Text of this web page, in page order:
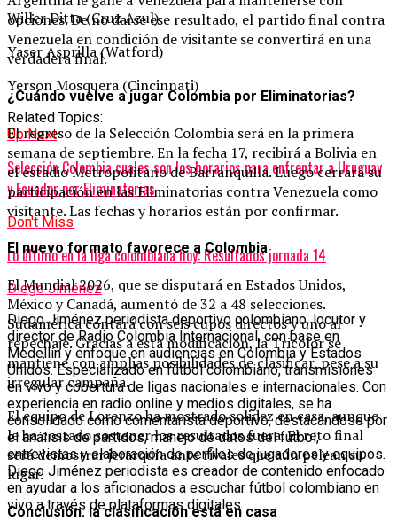
Willer Ditta (Cruz Azul)
Yaser Asprilla (Watford)
Yerson Mosquera (Cincinnati)
Related Topics:
Up Next
Selección Colombia cuales son los horarios para enfrentar a Uruguay
y Ecuador por Eliminatorias
Don't Miss
Lo último en la liga colombiana hoy: Resultados jornada 14
Diego Jiménez
Diego Jiménez periodista deportivo colombiano, locutor y
director de Radio Colombia Internacional, con base en
Medellín y enfoque en audiencias en Colombia y Estados
Unidos. Especializado en fútbol colombiano, transmisiones
en vivo y cobertura de ligas nacionales e internacionales. Con
experiencia en radio online y medios digitales, se ha
consolidado como comentarista deportivo, destacándose por
el análisis de partidos, manejo de datos del fútbol,
entrevistas y elaboración de perfiles de jugadores y equipos.
Diego Jiménez periodista es creador de contenido enfocado
en ayudar a los aficionados a escuchar fútbol colombiano en
vivo a través de plataformas digitales.
opciones. De no darse ese resultado, el partido final contra
Venezuela en condición de visitante se convertirá en una
verdadera final.
¿Cuándo vuelve a jugar Colombia por Eliminatorias?
El regreso de la Selección Colombia será en la primera
semana de septiembre. En la fecha 17, recibirá a Bolivia en
el estadio Metropolitano de Barranquilla. Luego cerrará su
participación en las Eliminatorias contra Venezuela como
visitante. Las fechas y horarios están por confirmar.
El nuevo formato favorece a Colombia
El Mundial 2026, que se disputará en Estados Unidos,
México y Canadá, aumentó de 32 a 48 selecciones.
Sudamérica contará con seis cupos directos y uno al
repechaje. Gracias a esta modificación, la Tricolor se
mantiene con amplias posibilidades de clasificar, pese a su
irregular campaña.
El equipo de Lorenzo ha mostrado solidez en casa, aunque
le ha costado sostener los resultados fuera. El reto final
será demostrar jerarquía ante rivales que aún pelean su
lugar.
Conclusión: la clasificación está en casa